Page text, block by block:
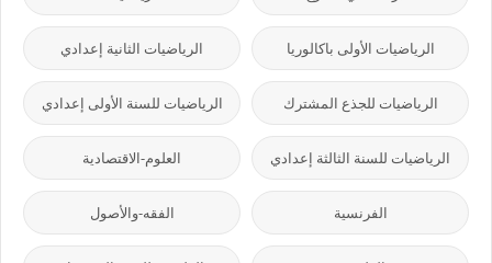
الرياضيات الأولى باكالوريا الرياضيات الثانية إعدادي
الرياضيات للجذع المشترك الرياضيات للسنة الأولى إعدادي
الرياضيات للسنة الثالثة إعدادي العلوم-الاقتصادية
الفرنسية الفقه-والأصول